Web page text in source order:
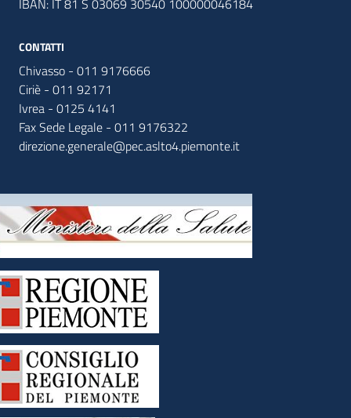
IBAN: IT 81 S 03069 30540 100000046184
CONTATTI
Chivasso - 011 9176666
Ciriè - 011 92171
Ivrea - 0125 4141
Fax Sede Legale - 011 9176322
direzione.generale@pec.aslto4.piemonte.it